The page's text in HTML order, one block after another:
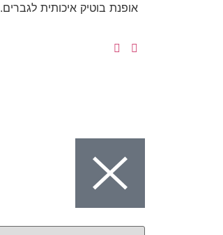
אופנת בוטיק איכותית לגברים.